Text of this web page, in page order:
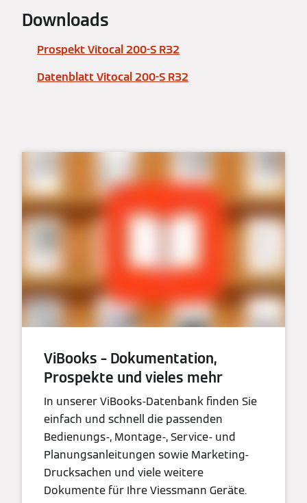
Downloads
Prospekt Vitocal 200-S R32
Datenblatt Vitocal 200-S R32
ViBooks – Dokumentation,
Prospekte und vieles mehr
In unserer ViBooks-Datenbank finden Sie
einfach und schnell die passenden
Bedienungs-, Montage-, Service- und
Planungsanleitungen sowie Marketing-
Drucksachen und viele weitere
Dokumente für Ihre Viessmann Geräte.